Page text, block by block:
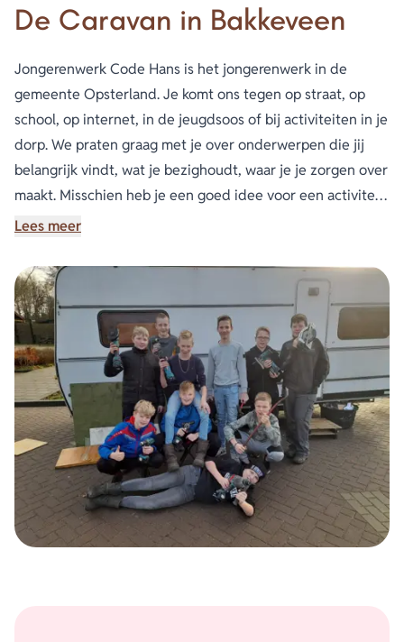
De Caravan in Bakkeveen
Jongerenwerk Code Hans is het jongerenwerk in de
gemeente Opsterland. Je komt ons tegen op straat, op
school, op internet, in de jeugdsoos of bij activiteiten in je
dorp. We praten graag met je over onderwerpen die jij
belangrijk vindt, wat je bezighoudt, waar je je zorgen over
maakt. Misschien heb je een goed idee voor een activiteit
of een project en kun je wel wat hulp gebruiken om het
denken graag met je mee!
Lees meer